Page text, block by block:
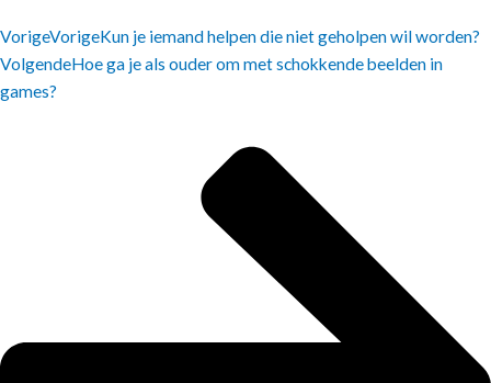
VorigeVorigeKun je iemand helpen die niet geholpen wil worden?
VolgendeHoe ga je als ouder om met schokkende beelden in
games?